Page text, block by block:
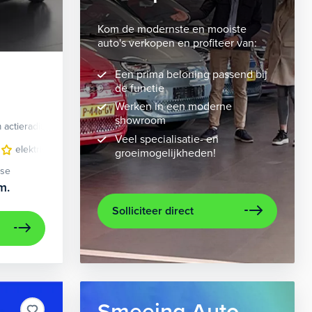
lichtmetalen velgen 10-spaaks 21" metaalkleur
Elektrisch
elektrisch glazen panorama-dak lederen bekleding
Kom de modernste en mooiste
auto's verkopen en profiteer van:
Een prima beloning passend bij
de functie
Werken in een moderne
showroom
Veel specialisatie- en
groeimogelijkheden!
Solliciteer direct